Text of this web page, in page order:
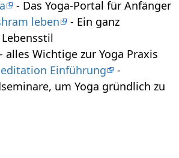
- Das Yoga-Portal für Anfänger
leben
- Ein ganz
- alles Wichtige zur Yoga Praxis
Einführung
-
um Yoga gründlich zu